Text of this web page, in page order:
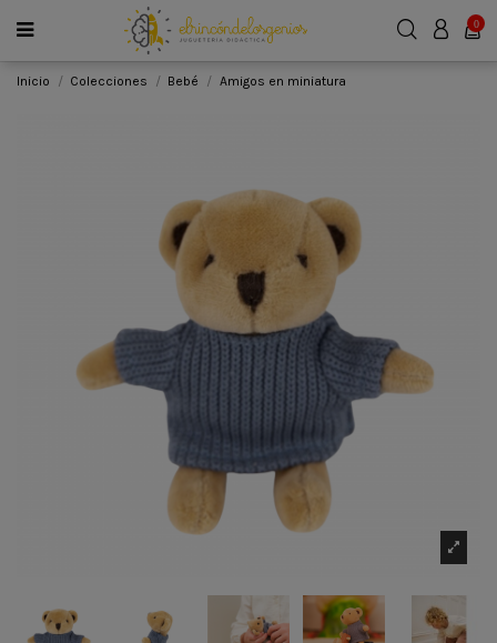
0
Inicio Colecciones Bebé Amigos en miniatura